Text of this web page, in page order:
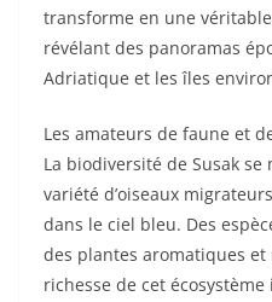
transforme en une
révélant des panoramas
Adriatique et les îles
Les amateurs de faune et
La biodiversité de Susak
variété d’oiseaux
dans le ciel bleu. Des
des plantes aromatiques
richesse de cet